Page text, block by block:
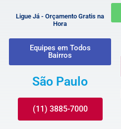
Ligue Já - Orçamento Gratis na
Hora
Equipes em Todos
Bairros
São Paulo
(11) 3885-7000